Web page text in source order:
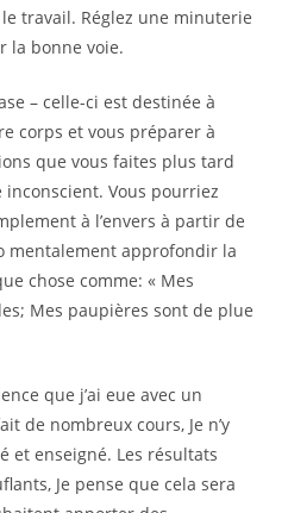
travail. Réglez une minuterie
la bonne voie.
– celle-ci est destinée à
corps et vous préparer à
que vous faites plus tard
Vous pourriez
à l’envers à partir de
mentalement approfondir la
chose comme: « Mes
Mes paupières sont de plue
que j’ai eue avec un
de nombreux cours, Je n’y
et enseigné. Les résultats
Je pense que cela sera